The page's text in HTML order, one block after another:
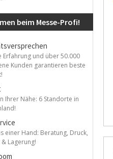
beim Messe-Profi!
Erfahrung und über 50.000
Kunden garantieren beste
Ihrer Nähe: 6 Standorte in
einer Hand: Beratung, Druck,
Lagerung!